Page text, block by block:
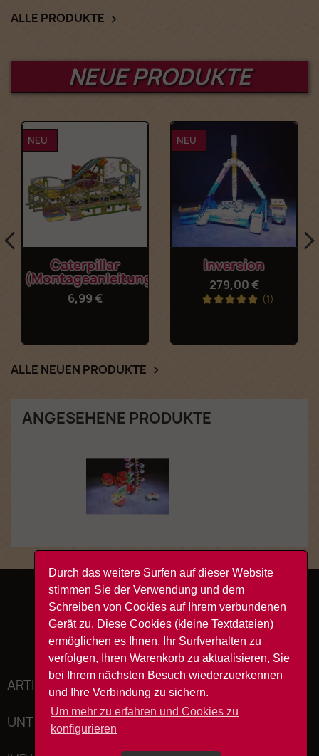
Durch das weitere Surfen auf dieser Website
stimmen Sie der Verwendung und dem
Schreiben von Cookies auf Ihrem verbundenen
Gerät zu. Diese Cookies (kleine Textdateien)
ermöglichen es Ihnen, Ihr Surfverhalten zu
verfolgen, Ihren Warenkorb zu aktualisieren, Sie
bei Ihrem nächsten Besuch wiederzuerkennen
und Ihre Verbindung zu sichern.
Um mehr zu erfahren und Cookies zu
konfigurieren
ALLE PRODUKTE 
NEUE PRODUKTE
Caterpillar
(Montageanleitung)
6,99 €
NEU
Inversion
279,00 €
(1)
NEU
ALLE NEUEN PRODUKTE 
ANGESEHENE PRODUKTE
FacebookYouTubeInstagram
TikTok
ARTIKEL
UNTERNEHMEN